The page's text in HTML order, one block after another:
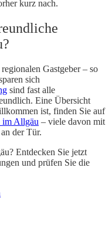
kurz nach.
Gastgeber – so
sich
sind fast alle
Eine Übersicht
ist, finden Sie auf
im Allgäu – viele davon mit
der Tür.
Entdecken Sie jetzt
und prüfen Sie die